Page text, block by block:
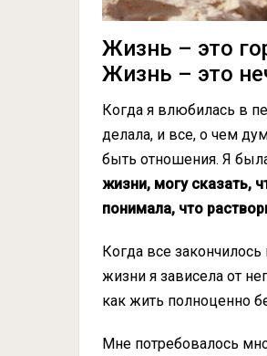
Жизнь – это
Жизнь – это
Когда я влюбилась в
делала, и все, о чем
быть отношения. Я
жизни, могу сказать,
понимала, что
Когда все закончилось
жизни я зависела от
как жить полноценно
Мне потребовалось